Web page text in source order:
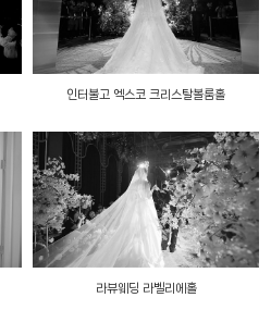
인터불고 엑스코 크리스탈볼룸홀
라뷰웨딩 라벨리에홀